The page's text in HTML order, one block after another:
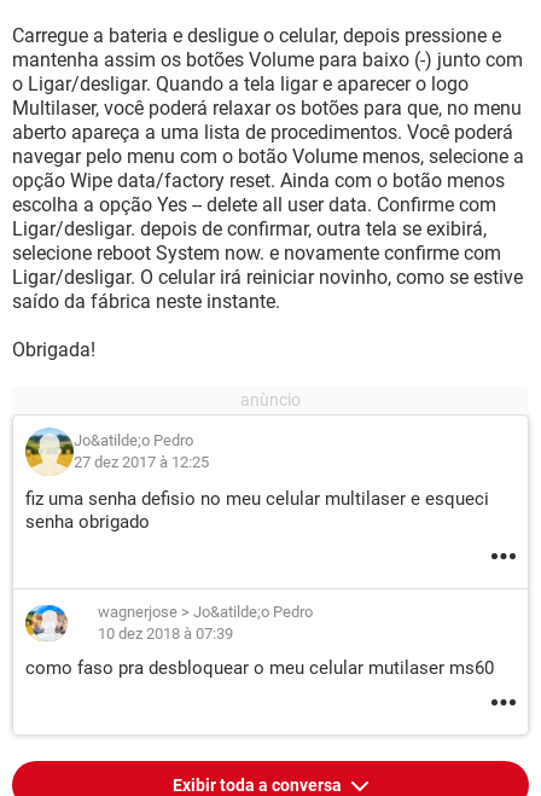
Carregue a bateria e desligue o celular, depois pressione e
mantenha assim os botões Volume para baixo (-) junto com
o Ligar/desligar. Quando a tela ligar e aparecer o logo
Multilaser, você poderá relaxar os botões para que, no menu
aberto apareça a uma lista de procedimentos. Você poderá
navegar pelo menu com o botão Volume menos, selecione a
opção Wipe data/factory reset. Ainda com o botão menos
escolha a opção Yes -- delete all user data. Confirme com
Ligar/desligar. depois de confirmar, outra tela se exibirá,
selecione reboot System now. e novamente confirme com
Ligar/desligar. O celular irá reiniciar novinho, como se estive
saído da fábrica neste instante.
Obrigada!
Jo&atilde;o Pedro
27 dez 2017 à 12:25
fiz uma senha defisio no meu celular multilaser e esqueci
senha obrigado
wagnerjose > Jo&atilde;o Pedro
10 dez 2018 à 07:39
como faso pra desbloquear o meu celular mutilaser ms60
Exibir toda a conversa